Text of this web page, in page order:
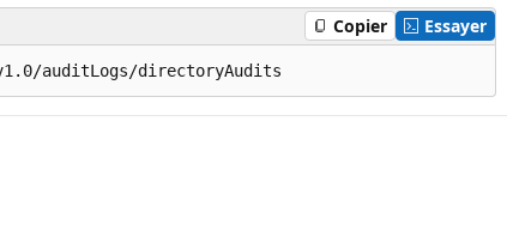
Copier Essayer